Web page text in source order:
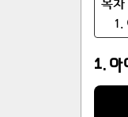
1
1. 아